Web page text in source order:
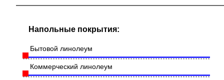
Напольные покрытия:
Бытовой линолеум
Коммерческий линолеум